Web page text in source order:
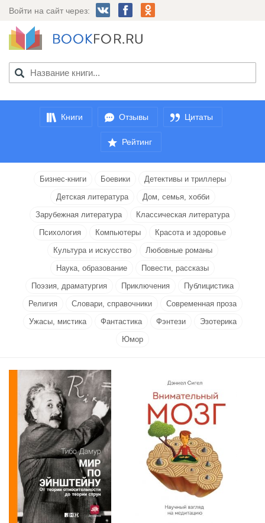
Войти на сайт через:
Книги Отзывы Цитаты
Рейтинг
Бизнес-книги Боевики
Детективы и триллеры
Детская литература
Дом, семья, хобби
Зарубежная литература
Классическая литература
Психология
Компьютеры
Красота и здоровье
Культура и искусство
Любовные романы
Наука, образование
Повести, рассказы
Поэзия, драматургия
Приключения
Публицистика
Религия
Словари, справочники
Современная проза
Ужасы, мистика
Фантастика Фэнтези
Эзотерика
Юмор